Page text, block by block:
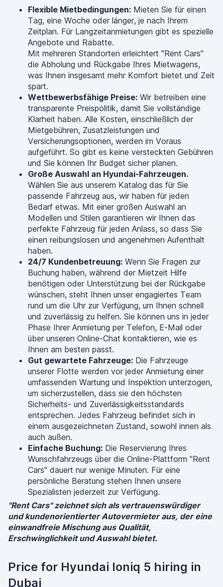
Flexible Mietbedingungen: Mieten Sie für einen
Tag, eine Woche oder länger, je nach Ihrem
Zeitplan. Für Langzeitanmietungen gibt es spezielle
Angebote und Rabatte.
Mit mehreren Standorten erleichtert "Rent Cars"
die Abholung und Rückgabe Ihres Mietwagens,
was Ihnen insgesamt mehr Komfort bietet und Zeit
spart.
Wettbewerbsfähige Preise: Wir betreiben eine
transparente Preispolitik, damit Sie vollständige
Klarheit haben. Alle Kosten, einschließlich der
Mietgebühren, Zusatzleistungen und
Versicherungsoptionen, werden im Voraus
aufgeführt. So gibt es keine versteckten Gebühren
und Sie können Ihr Budget sicher planen.
Große Auswahl an Hyundai-Fahrzeugen.
Wählen Sie aus unserem Katalog das für Sie
passende Fahrzeug aus, wir haben für jeden
Bedarf etwas. Mit einer großen Auswahl an
Modellen und Stilen garantieren wir Ihnen das
perfekte Fahrzeug für jeden Anlass, so dass Sie
einen reibungslosen und angenehmen Aufenthalt
haben.
24/7 Kundenbetreuung: Wenn Sie Fragen zur
Buchung haben, während der Mietzeit Hilfe
benötigen oder Unterstützung bei der Rückgabe
wünschen, steht Ihnen unser engagiertes Team
rund um die Uhr zur Verfügung, um Ihnen schnell
und zuverlässig zu helfen. Sie können uns in jeder
Phase Ihrer Anmietung per Telefon, E-Mail oder
über unseren Online-Chat kontaktieren, wie es
Ihnen am besten passt.
Gut gewartete Fahrzeuge: Die Fahrzeuge
unserer Flotte werden vor jeder Anmietung einer
umfassenden Wartung und Inspektion unterzogen,
um sicherzustellen, dass sie den höchsten
Sicherheits- und Zuverlässigkeitsstandards
entsprechen. Jedes Fahrzeug befindet sich in
einem ausgezeichneten Zustand, sowohl innen als
auch außen.
Einfache Buchung: Die Reservierung Ihres
Wunschfahrzeugs über die Online-Plattform "Rent
Cars" dauert nur wenige Minuten. Für eine
persönliche Beratung stehen Ihnen unsere
Spezialisten jederzeit zur Verfügung.
"Rent Cars" zeichnet sich als vertrauenswürdiger
und kundenorientierter Autovermieter aus, der eine
einwandfreie Mischung aus Qualität,
Erschwinglichkeit und Auswahl bietet.
Price for Hyundai Ioniq 5 hiring in
Dubai